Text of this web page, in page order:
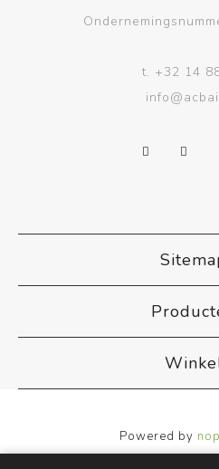
t. +32 14
Powered by
Designed byNop-